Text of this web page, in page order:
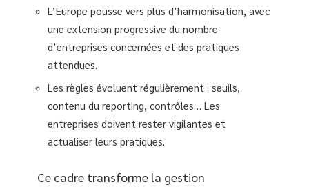
L’Europe pousse vers plus d’harmonisation, avec
une extension progressive du nombre
d’entreprises concernées et des pratiques
attendues.
Les règles évoluent régulièrement : seuils,
contenu du reporting, contrôles… Les
entreprises doivent rester vigilantes et
actualiser leurs pratiques.
Ce cadre transforme la gestion